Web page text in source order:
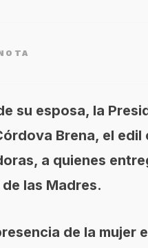
esposa, la
Brena, el
a quienes
las Madres.
de la mujer